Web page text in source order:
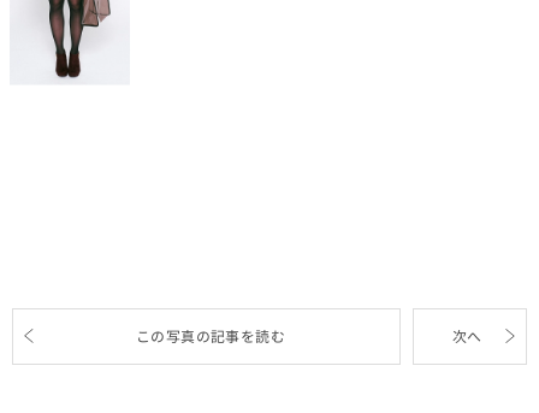
この写真の記事を読む 次へ